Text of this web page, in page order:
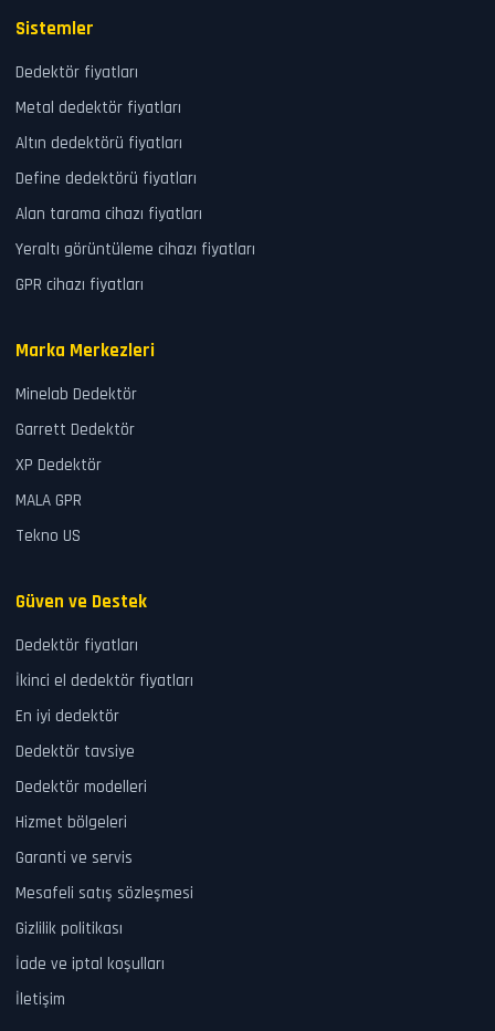
Sistemler
Dedektör fiyatları
Metal dedektör fiyatları
Altın dedektörü fiyatları
Define dedektörü fiyatları
Alan tarama cihazı fiyatları
Yeraltı görüntüleme cihazı fiyatları
GPR cihazı fiyatları
Marka Merkezleri
Minelab Dedektör
Garrett Dedektör
XP Dedektör
MALA GPR
Tekno US
Güven ve Destek
Dedektör fiyatları
İkinci el dedektör fiyatları
En iyi dedektör
Dedektör tavsiye
Dedektör modelleri
Hizmet bölgeleri
Garanti ve servis
Mesafeli satış sözleşmesi
Gizlilik politikası
İade ve iptal koşulları
İletişim